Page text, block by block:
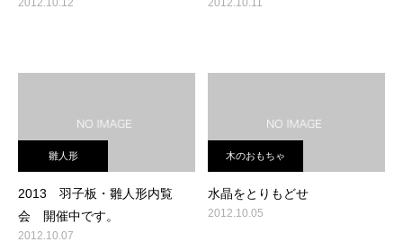
2012.10.12 2012.10.11
雛人形
2013 羽子板・雛人形内覧
会 開催中です。
2012.10.07
木のおもちゃ
水晶をとりもどせ
2012.10.05